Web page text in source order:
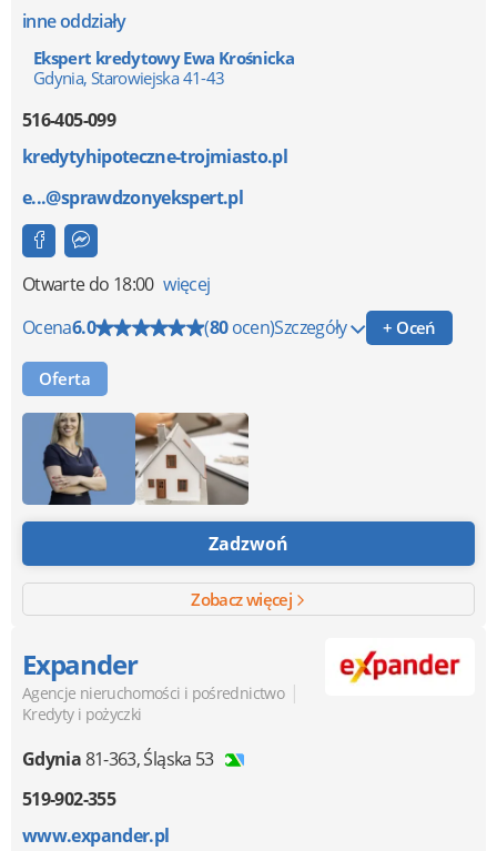
inne oddziały
Ekspert kredytowy Ewa Krośnicka
Gdynia, Starowiejska 41-43
516-405-099
kredytyhipoteczne-trojmiasto.pl
e...@sprawdzonyekspert.pl
Otwartedo 18:00 więcej
Ocena6.0 (80ocen)Szczegóły + Oceń
Oferta
Zadzwoń
Zobacz więcej
Expander
Agencje nieruchomości i pośrednictwo |
Kredyty i pożyczki
Gdynia81-363,Śląska 53
519-902-355
www.expander.pl